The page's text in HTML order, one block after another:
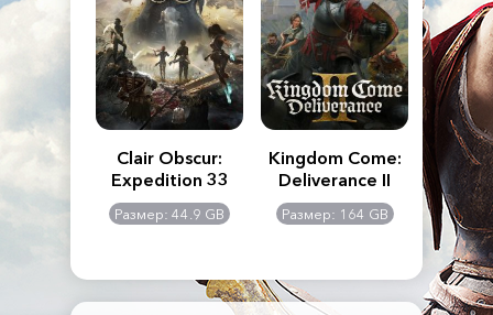
Creed
Clair Obscur:
Expedition 33
Размер: 44.9 GB
Kingdom Come:
Deliverance II
Размер: 164 GB
The